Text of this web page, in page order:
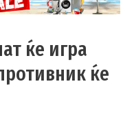
ќе игра
ќе